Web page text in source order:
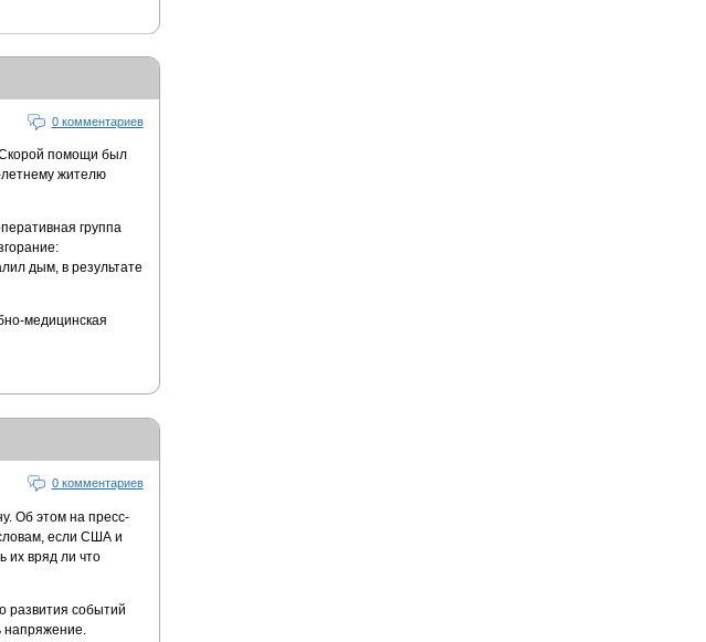
0 комментариев
Скорой помощи был
летнему жителю
группа
дым, в результате
медицинская
0 комментариев
Об этом на пресс-
если США и
их вряд ли что
развития событий
напряжение.